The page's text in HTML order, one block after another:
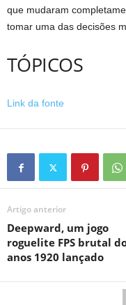
que mudaram
tomar uma das decisões
TÓPICOS
Link da fonte
Artigo anterior
Deepward, um jogo
roguelite FPS brutal
anos 1920 lançado